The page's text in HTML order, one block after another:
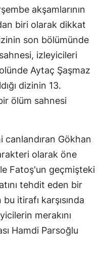
Edirne
Elazığ
Erzincan
Erzurum
Eskişehir
Giresun
Gümüşhane
Hakkari
Hatay
akşamlarının
biri olarak dikkat
son bölümünde
izleyicileri
Aytaç Şaşmaz
dizinin 13.
ölüm sahnesi
canlandıran Gökhan
olarak öne
Fatoş'un geçmişteki
tehdit eden bir
itirafı karşısında
merakını
Hamdi Parsoğlu